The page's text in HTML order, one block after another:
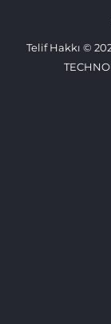
Telif Hakkı ©